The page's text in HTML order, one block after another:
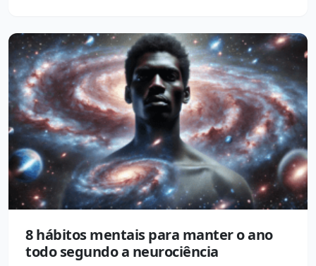
8 hábitos mentais para manter o ano
todo segundo a neurociência